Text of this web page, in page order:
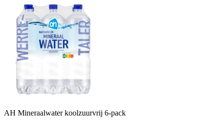
AH Mineraalwater koolzuurvrij 6-pack